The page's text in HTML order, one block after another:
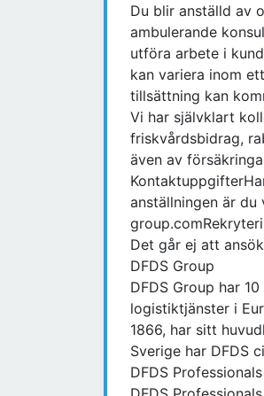
Du blir anställd av
ambulerande
utföra arbete i
kan variera inom
tillsättning kan
Vi har självklart
friskvårdsbidrag,
även av
anställningen är
Det går ej att
DFDS Group
DFDS Group har
logistiktjänster i
1866, har sitt
Sverige har DFDS
DFDS Professionals